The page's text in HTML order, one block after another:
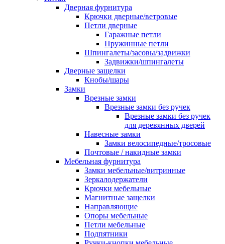
Дверная фурнитура
Крючки дверные/ветровые
Петли дверные
Гаражные петли
Пружинные петли
Шпингалеты/засовы/задвижки
Задвижки/шпингалеты
Дверные защелки
Кнобы/шары
Замки
Врезные замки
Врезные замки без ручек
Врезные замки без ручек
для деревянных дверей
Навесные замки
Замки велосипедные/тросовые
Почтовые / накидные замки
Мебельная фурнитура
Замки мебельные/витринные
Зеркалодержатели
Крючки мебельные
Магнитные защелки
Направляющие
Опоры мебельные
Петли мебельные
Подпятники